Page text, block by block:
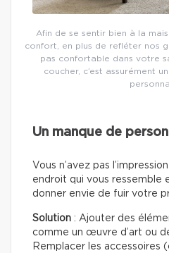
Afin de se sentir bien à la
confort, en plus de refléter nos
pas confortable dans votre
coucher, c’est assurément
Un manque de
Vous n’avez pas
endroit qui vous ressemble
donner envie de fuir votre
Solution : Ajouter des
comme un œuvre d’art ou
Remplacer les accessoires